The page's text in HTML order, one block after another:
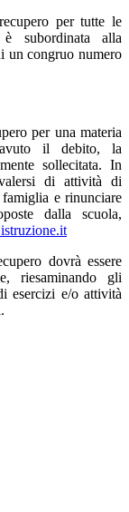
per tutte le
subordinata alla
un congruo numero
per una materia
il debito, la
sollecitata. In
di attività di
e rinunciare
dalla scuola,
dovrà essere
riesaminando gli
esercizi e/o attività